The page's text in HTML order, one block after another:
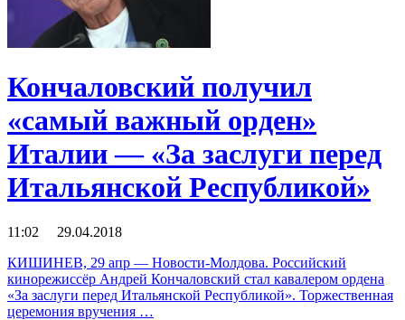
Кончаловский получил
«самый важный орден»
Италии — «За заслуги перед
Итальянской Республикой»
11:02 29.04.2018
КИШИНЕВ, 29 апр — Новости-Молдова. Российский
кинорежиссёр Андрей Кончаловский стал кавалером ордена
«За заслуги перед Итальянской Республикой». Торжественная
церемония вручения …